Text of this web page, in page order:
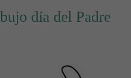
día del Padre